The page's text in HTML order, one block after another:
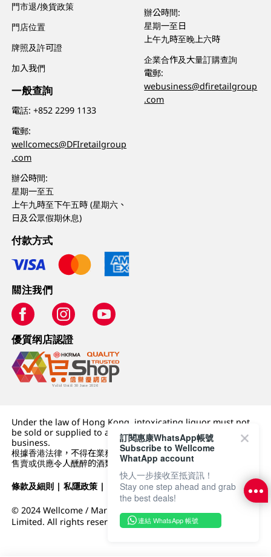
門市退/換貨政策
門店位置
牌照及許可證
加入我們
一般查詢
電話:+852 2299 1133
電郵:
wellcomecs@DFIretailgroup
.com
辦公時間:
星期一至五
上午九時至下午五時 (星期六、
日及公眾假期休息)
辦公時間:
星期一至日
上午九時至晚上六時
企業合作及大量訂購查詢
電郵:
webusiness@dfiretailgroup
.com
付款方式
關注我們
優質纲店認證
Under the law of Hong Kong, intoxicating liquor must not
be sold or supplied to a minor (under 18) in the course of
business.
根據香港法律，不得在業務過程中，向未成年人 (18 歲以下人士)
售賣或供應令人醺醉的酒類。
條款及細則 |私隱政策 | DFI零售集團
© 2024 Wellcome / Market Place. The Dairy Farm Company
Limited. All rights reserved.
訂閱惠康WhatsApp帳號
Subscribe to Wellcome
WhatApp account
快人一步接收至抵資訊！
Stay one step ahead and grab
the best deals!
連結 WhatsApp 帳號